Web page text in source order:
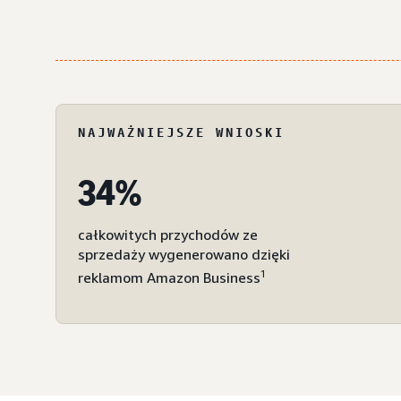
NAJWAŻNIEJSZE WNIOSKI
34%
całkowitych przychodów ze
sprzedaży wygenerowano dzięki
reklamom Amazon Business1